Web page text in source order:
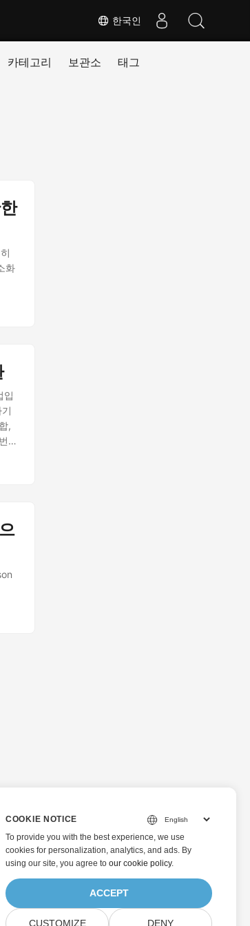
한국인
카테고리 보관소 태그
화
입
,
에
COOKIE NOTICE
To provide you with the best experience, we use
cookies for personalization, analytics, and ads. By
using our site, you agree to our cookie policy.
ACCEPT
CUSTOMIZE DENY